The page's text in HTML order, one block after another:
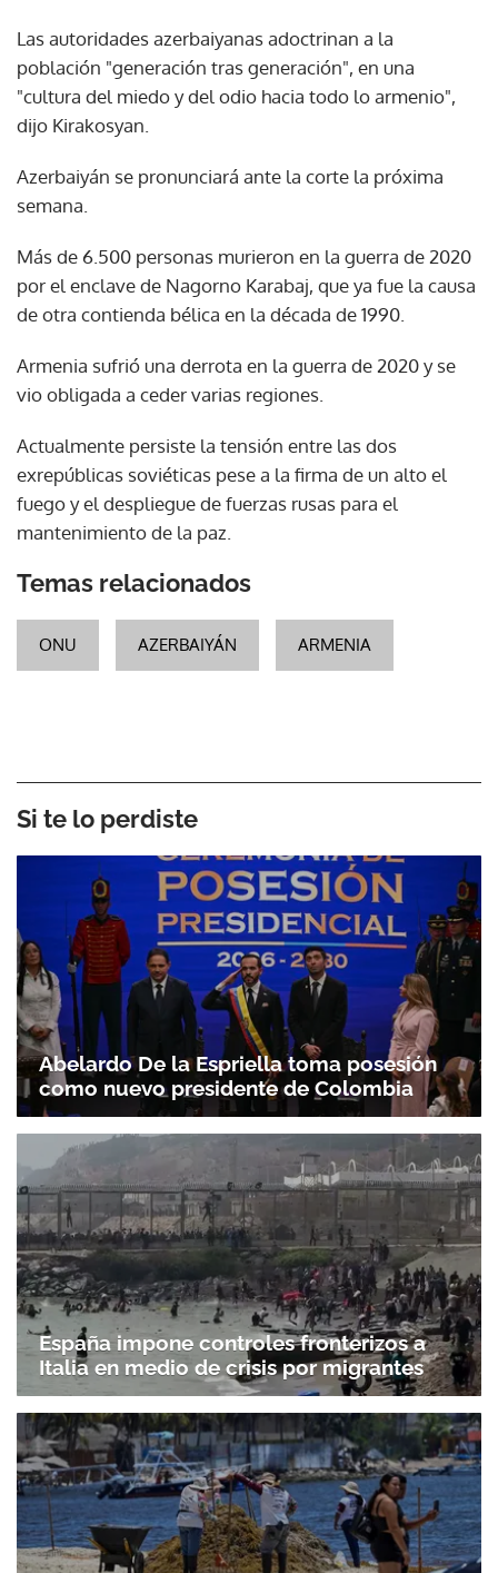
Las autoridades azerbaiyanas adoctrinan a la
población "generación tras generación", en una
"cultura del miedo y del odio hacia todo lo armenio",
dijo Kirakosyan.
Azerbaiyán se pronunciará ante la corte la próxima
semana.
Más de 6.500 personas murieron en la guerra de 2020
por el enclave de Nagorno Karabaj, que ya fue la causa
de otra contienda bélica en la década de 1990.
Armenia sufrió una derrota en la guerra de 2020 y se
vio obligada a ceder varias regiones.
Actualmente persiste la tensión entre las dos
exrepúblicas soviéticas pese a la firma de un alto el
fuego y el despliegue de fuerzas rusas para el
mantenimiento de la paz.
Temas relacionados
ONU AZERBAIYÁN ARMENIA
Si te lo perdiste
Abelardo De la Espriella toma posesión
como nuevo presidente de Colombia
España impone controles fronterizos a
Italia en medio de crisis por migrantes